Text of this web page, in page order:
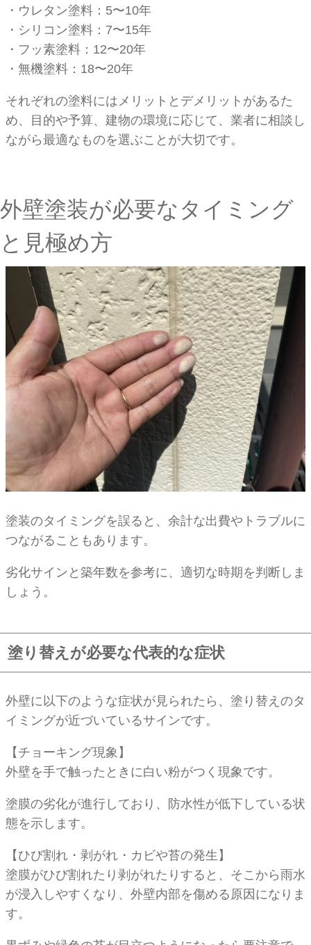
・ウレタン塗料：5〜10年
・シリコン塗料：7〜15年
・フッ素塗料：12〜20年
・無機塗料：18〜20年
それぞれの塗料にはメリットとデメリットがあるた
め、目的や予算、建物の環境に応じて、業者に相談し
ながら最適なものを選ぶことが大切です。
外壁塗装が必要なタイミング
と見極め方
塗装のタイミングを誤ると、余計な出費やトラブルに
つながることもあります。
劣化サインと築年数を参考に、適切な時期を判断しま
しょう。
塗り替えが必要な代表的な症状
外壁に以下のような症状が見られたら、塗り替えのタ
イミングが近づいているサインです。
【チョーキング現象】
外壁を手で触ったときに白い粉がつく現象です。
塗膜の劣化が進行しており、防水性が低下している状
態を示します。
【ひび割れ・剥がれ・カビや苔の発生】
塗膜がひび割れたり剥がれたりすると、そこから雨水
が浸入しやすくなり、外壁内部を傷める原因になりま
す。